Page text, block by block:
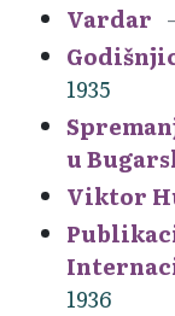
Vardar
1935
u
Viktor
1936